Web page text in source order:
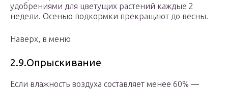
удобрениями для цветущих растений каждые 2
недели. Осенью подкормки прекращают до весны.
Наверх, в меню
2.9.Опрыскивание
Если влажность воздуха составляет менее 60% —